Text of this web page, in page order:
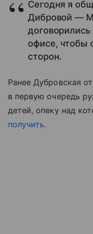
Сегодня я
Дибровой —
договорились
офисе, чтобы
сторон.
Ранее Дубровская
в первую очередь
детей, опеку над
получить.